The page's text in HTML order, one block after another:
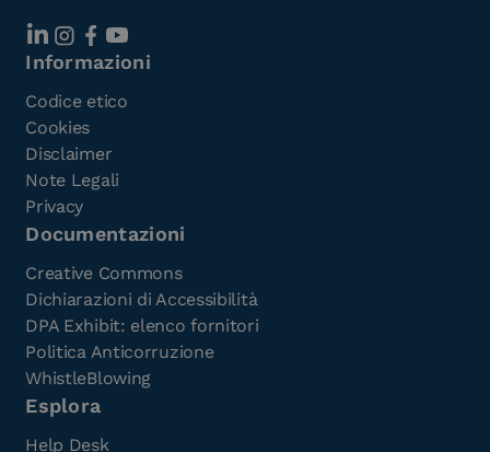
Informazioni
Codice etico
Cookies
Disclaimer
Note Legali
Privacy
Documentazioni
Creative Commons
Dichiarazioni di Accessibilità
DPA Exhibit: elenco fornitori
Politica Anticorruzione
WhistleBlowing
Esplora
Help Desk